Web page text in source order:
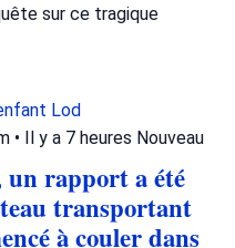
sur ce tragique
Lod
• Il y a 7 heures Nouveau
un rapport a été
transportant
à couler dans